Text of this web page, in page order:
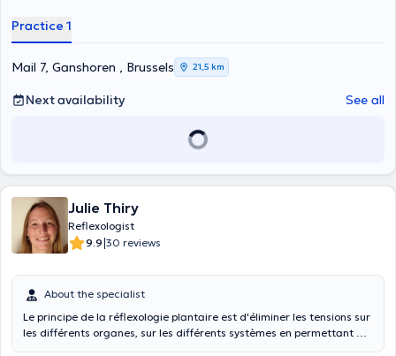
Practice 1
Mail 7, Ganshoren , Brussels 21,5 km
Next availability See all
Julie Thiry
Reflexologist
9.9|30 reviews
About the specialist
Le principe de la réflexologie plantaire est d'éliminer les tensions sur
les différents organes, sur les différents systèmes en permettant à